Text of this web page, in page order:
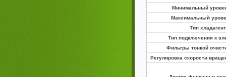
Минимальный
Максимальный
Тип
Тип подключения к
Фильтры тонкой
Регулировка скорости